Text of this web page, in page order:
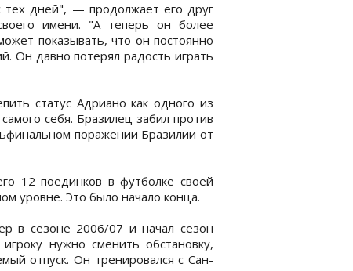
тех дней", — продолжает его друг
имени. "А теперь он более
показывать, что он постоянно
Он давно потерял радость играть
статус Адриано как одного из
себя. Бразилец забил против
поражении Бразилии от
12 поединков в футболке своей
уровне. Это было начало конца.
в сезоне 2006/07 и начал сезон
нужно сменить обстановку,
отпуск. Он тренировался с Сан-